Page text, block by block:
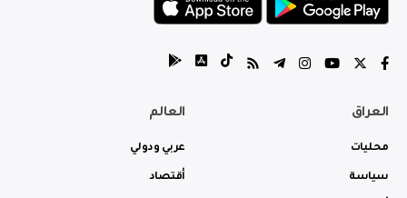
العراق
محليات
سياسة
العالم
عربي ودولي
أقتصاد